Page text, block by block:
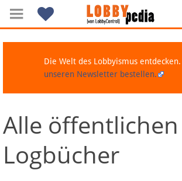
Navigation
Über Lobbypedia
Die Welt des Lobbyismus entdecken.
unseren Newsletter bestellen.
Alle öffentlichen
Logbücher